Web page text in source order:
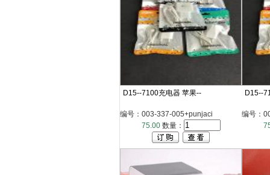
D15--7100充电器 苹果--
编号：003-337-005+punjaci
75.00数量：
D15--
编号：